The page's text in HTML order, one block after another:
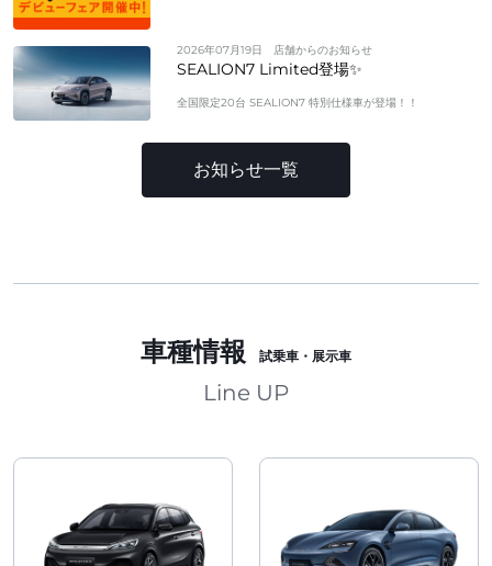
2026年07月19日 店舗からのお知らせ
SEALION7 Limited登場✨
全国限定20台 SEALION7 特別仕様車が登場！！
お知らせ一覧
車種情報 試乗車・展示車
Line UP